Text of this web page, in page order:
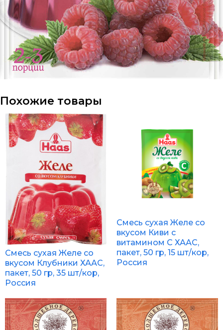
Похожие товары
Смесь сухая Желе со
вкусом Клубники ХААС,
пакет, 50 гр, 35 шт/кор,
Россия
Смесь сухая Желе со
вкусом Киви с
витамином C ХААС,
пакет, 50 гр, 15 шт/кор,
Россия